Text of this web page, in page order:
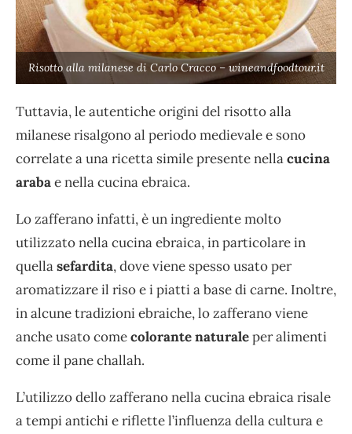
Risotto alla milanese di Carlo Cracco – wineandfoodtour.it
Tuttavia, le autentiche origini del risotto alla
milanese risalgono al periodo medievale e sono
correlate a una ricetta simile presente nellacucina
arabae nella cucina ebraica.
Lo zafferano infatti, è un ingrediente molto
utilizzato nella cucina ebraica, in particolare in
quellasefardita, dove viene spesso usato per
aromatizzare il riso e i piatti a base di carne. Inoltre,
in alcune tradizioni ebraiche, lo zafferano viene
anche usato comecolorante naturaleper alimenti
come il pane challah.
L’utilizzo dello zafferano nella cucina ebraica risale
a tempi antichi e riflette l’influenza della cultura e